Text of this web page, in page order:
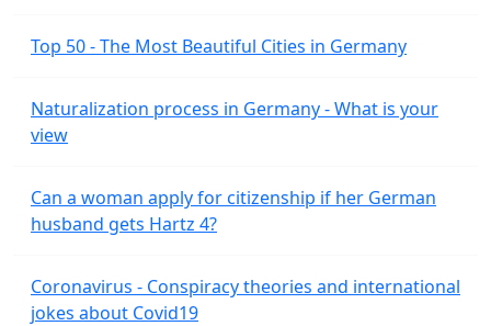
Top 50 - The Most Beautiful Cities in Germany
Naturalization process in Germany - What is your
view
Can a woman apply for citizenship if her German
husband gets Hartz 4?
Coronavirus - Conspiracy theories and international
jokes about Covid19